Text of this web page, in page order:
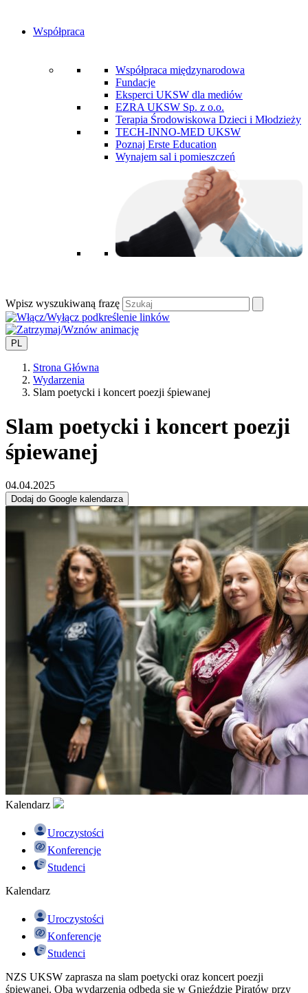
Współpraca
Współpraca międzynarodowa
Fundacje
Eksperci UKSW dla mediów
EZRA UKSW Sp. z o.o.
Terapia Środowiskowa Dzieci i Młodzieży
TECH-INNO-MED UKSW
Poznaj Erste Education
Wynajem sal i pomieszczeń
Wpisz wyszukiwaną frazę
PL
Strona Główna
Wydarzenia
Slam poetycki i koncert poezji śpiewanej
Slam poetycki i koncert poezji
śpiewanej
04.04.2025
Dodaj do Google kalendarza
Kalendarz
Uroczystości
Konferencje
Studenci
Kalendarz
Uroczystości
Konferencje
Studenci
NZS UKSW zaprasza na slam poetycki oraz koncert poezji
śpiewanej. Oba wydarzenia odbędą się w Gnieździe Piratów przy